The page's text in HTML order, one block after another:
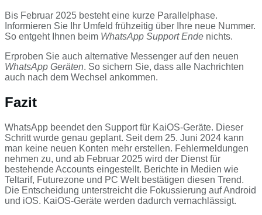
Bis Februar 2025 besteht eine kurze Parallelphase.
Informieren Sie Ihr Umfeld frühzeitig über Ihre neue Nummer.
So entgeht Ihnen beim WhatsApp Support Ende nichts.
Erproben Sie auch alternative Messenger auf den neuen
WhatsApp Geräten. So sichern Sie, dass alle Nachrichten
auch nach dem Wechsel ankommen.
Fazit
WhatsApp beendet den Support für KaiOS-Geräte. Dieser
Schritt wurde genau geplant. Seit dem 25. Juni 2024 kann
man keine neuen Konten mehr erstellen. Fehlermeldungen
nehmen zu, und ab Februar 2025 wird der Dienst für
bestehende Accounts eingestellt. Berichte in Medien wie
Teltarif, Futurezone und PC Welt bestätigen diesen Trend.
Die Entscheidung unterstreicht die Fokussierung auf Android
und iOS. KaiOS-Geräte werden dadurch vernachlässigt.